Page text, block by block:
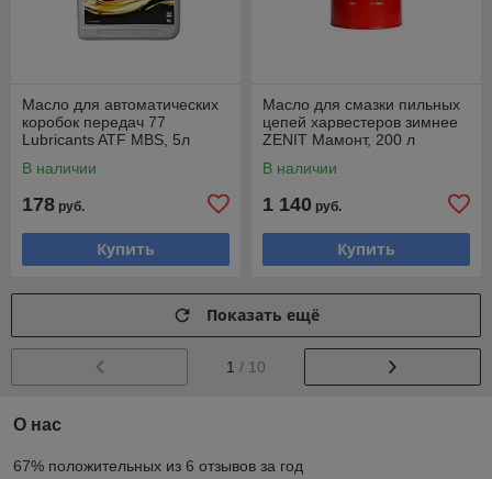
Масло для автоматических
коробок передач 77
Lubricants ATF MBS, 5л
В наличии
178 руб.
Купить
Масло для смазки пильных
цепей харвестеров зимнее
ZENIT Мамонт, 200 л
В наличии
1 140 руб.
Купить
Показать ещё
1 / 10
О нас
67% положительных из 6 отзывов за год